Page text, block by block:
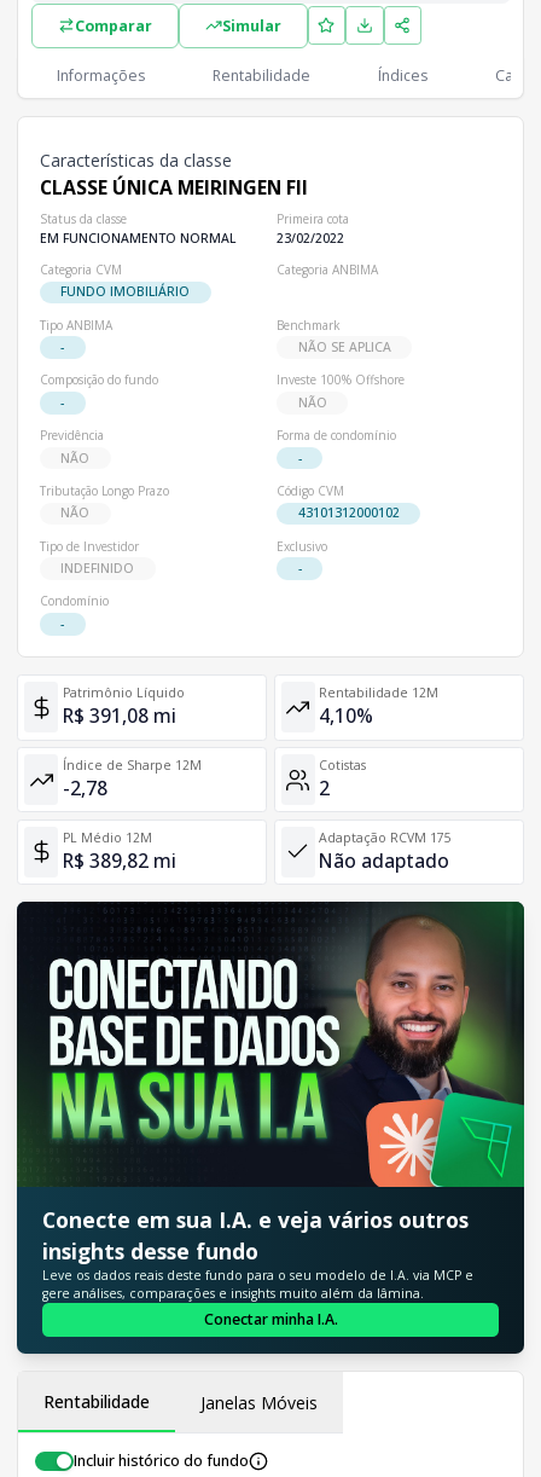
Classes e Subclasses do Fundo
Lista completa de classes e subclasses disponíveis, incluindo
R$ 391,08 mi 2
Comparar Simular
Informações Rentabilidade Índices
Características da classe
CLASSE ÚNICA MEIRINGEN FII
Status da classe
EM FUNCIONAMENTO NORMAL
Primeira cota
23/02/2022
Categoria CVM
FUNDO IMOBILIÁRIO
Categoria ANBIMA
Tipo ANBIMA
-
Benchmark
NÃO SE APLICA
Composição do fundo
-
Investe 100% Offshore
NÃO
Previdência
NÃO
Forma de condomínio
-
Tributação Longo Prazo
NÃO
Código CVM
43101312000102
Tipo de Investidor
INDEFINIDO
Exclusivo
-
Condomínio
-
Patrimônio Líquido
R$ 391,08 mi
Rentabilidade 12M
4,10%
Índice de Sharpe 12M
-2,78
Cotistas
2
PL Médio 12M
R$ 389,82 mi
Adaptação RCVM 175
Não adaptado
Conecte em sua I.A. e veja vários outros
insights desse fundo
Leve os dados reais deste fundo para o seu modelo de I.A. via MCP e
gere análises, comparações e insights muito além da lâmina.
Conectar minha I.A.
Rentabilidade Janelas Móveis
Incluir histórico do fundo